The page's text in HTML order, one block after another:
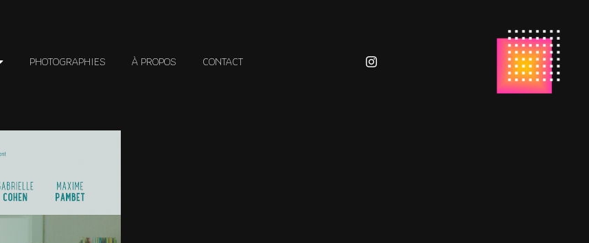
PHOTOGRAPHIES À PROPOS CONTACT